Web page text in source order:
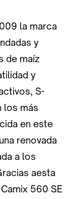
la marca
y
de maíz
y
S-
los más
en este
renovada
a los
aesta
560 SE